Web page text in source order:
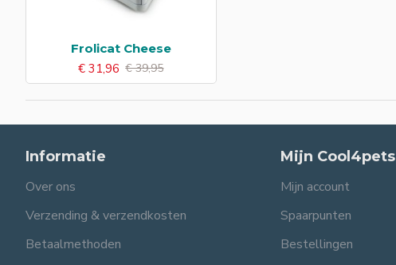
Frolicat Cheese
€ 31,96 € 39,95
Informatie
Over ons
Verzending & verzendkosten
Betaalmethoden
Mijn Cool4pets
Mijn account
Spaarpunten
Bestellingen